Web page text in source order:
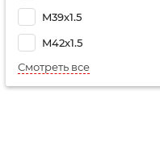
M39х1.5
M42х1.5
Смотреть все